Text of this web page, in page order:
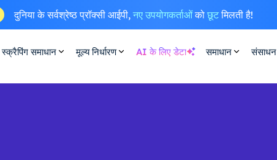
दुनिया के सर्वश्रेष्ठ प्रॉक्सी आईपी, नए उपयोगकर्ताओंको छूटमिलती है!
स्क्रैपिंग समाधान मूल्य निर्धारण AI के लिए डेटा समाधान संसाधन